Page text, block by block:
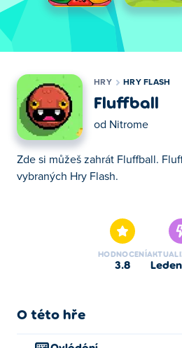
HRY HRY FLASH
Fluffball
od Nitrome
Zde si můžeš zahrát Fluffball.
vybraných Hry Flash.
HODNOCENÍ
3.8
O této hře